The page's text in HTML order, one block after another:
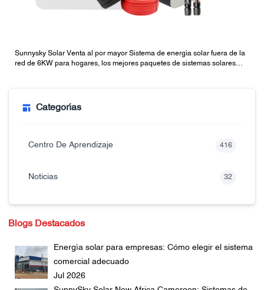
Sunnysky Solar Venta al por mayor Sistema de energía solar fuera de la
red de 6KW para hogares, los mejores paquetes de sistemas solares
Categorías
Centro De Aprendizaje 416
Noticias 32
Blogs Destacados
Energía solar para empresas: Cómo elegir el sistema
comercial adecuado
Jul 2026